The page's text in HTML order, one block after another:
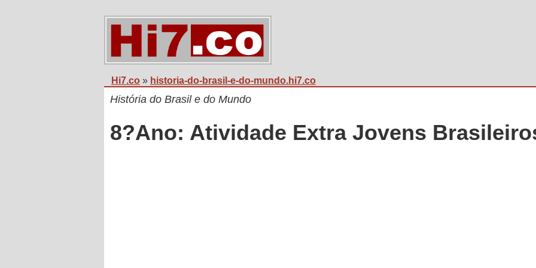
Hi7.co » historia-do-brasil-e-do-mundo.hi7.co
História do Brasil e do Mundo
8?Ano: Atividade Extra Jovens